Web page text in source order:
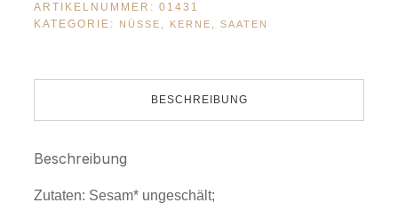
ARTIKELNUMMER:01431
KATEGORIE:
NÜSSE, KERNE, SAATEN
BESCHREIBUNG
Beschreibung
Zutaten: Sesam* ungeschält;